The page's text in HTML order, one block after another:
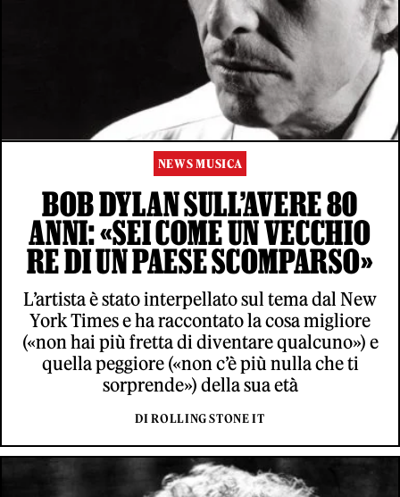
NEWS MUSICA
BOB DYLAN SULL’AVERE 80
ANNI: «SEI COME UN VECCHIO
RE DI UN PAESE SCOMPARSO»
L’artista è stato interpellato sul tema dal New
York Times e ha raccontato la cosa migliore
(«non hai più fretta di diventare qualcuno») e
quella peggiore («non c’è più nulla che ti
sorprende») della sua età
DI ROLLING STONE IT